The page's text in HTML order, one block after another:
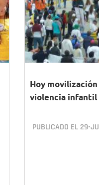
Hoy
violencia infantil
PUBLICADO EL